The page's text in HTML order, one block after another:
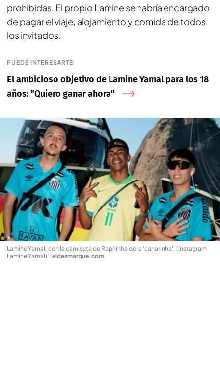
prohibidas. El propio Lamine se habría encargado
de pagar el viaje, alojamiento y comida de todos
los invitados.
PUEDE INTERESARTE
El ambicioso objetivo de Lamine Yamal para los 18
años: "Quiero ganar ahora"
Lamine Yamal, con la camiseta de Raphinha de la 'canarinha'. (Instagram
Lamine Yamal).. eldesmarque.com